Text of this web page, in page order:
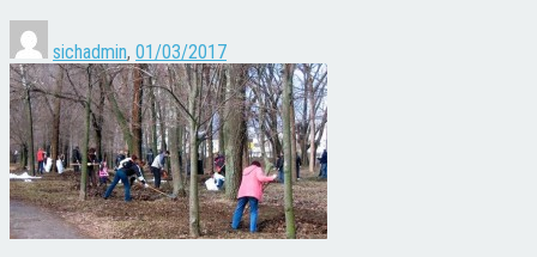
sichadmin, 01/03/2017